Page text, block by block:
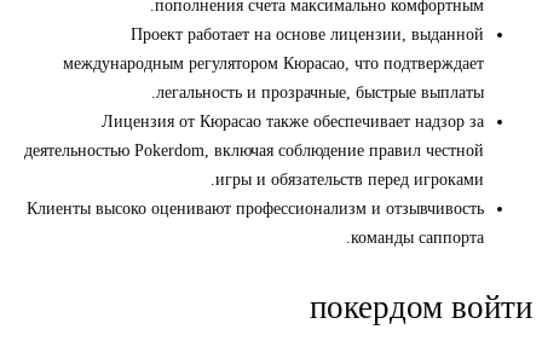
пополнения счета максимально комфортным.
Проект работает на основе лицензии, выданной
международным регулятором Кюрасао, что подтверждает
легальность и прозрачные, быстрые выплаты.
Лицензия от Кюрасао также обеспечивает надзор за
деятельностью Pokerdom, включая соблюдение правил честной
игры и обязательств перед игроками.
Клиенты высоко оценивают профессионализм и отзывчивость
команды саппорта.
покердом войти